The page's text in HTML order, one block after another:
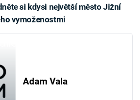
si kdysi největší město Jižní
vymoženostmi
Adam Vala